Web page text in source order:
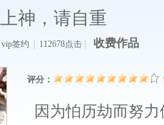
神，请自重
vip签约 112678点击 收费作品
评分：
因为怕历劫而努